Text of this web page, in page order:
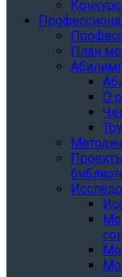
План
О